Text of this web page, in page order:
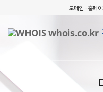
도메인 · 홈페